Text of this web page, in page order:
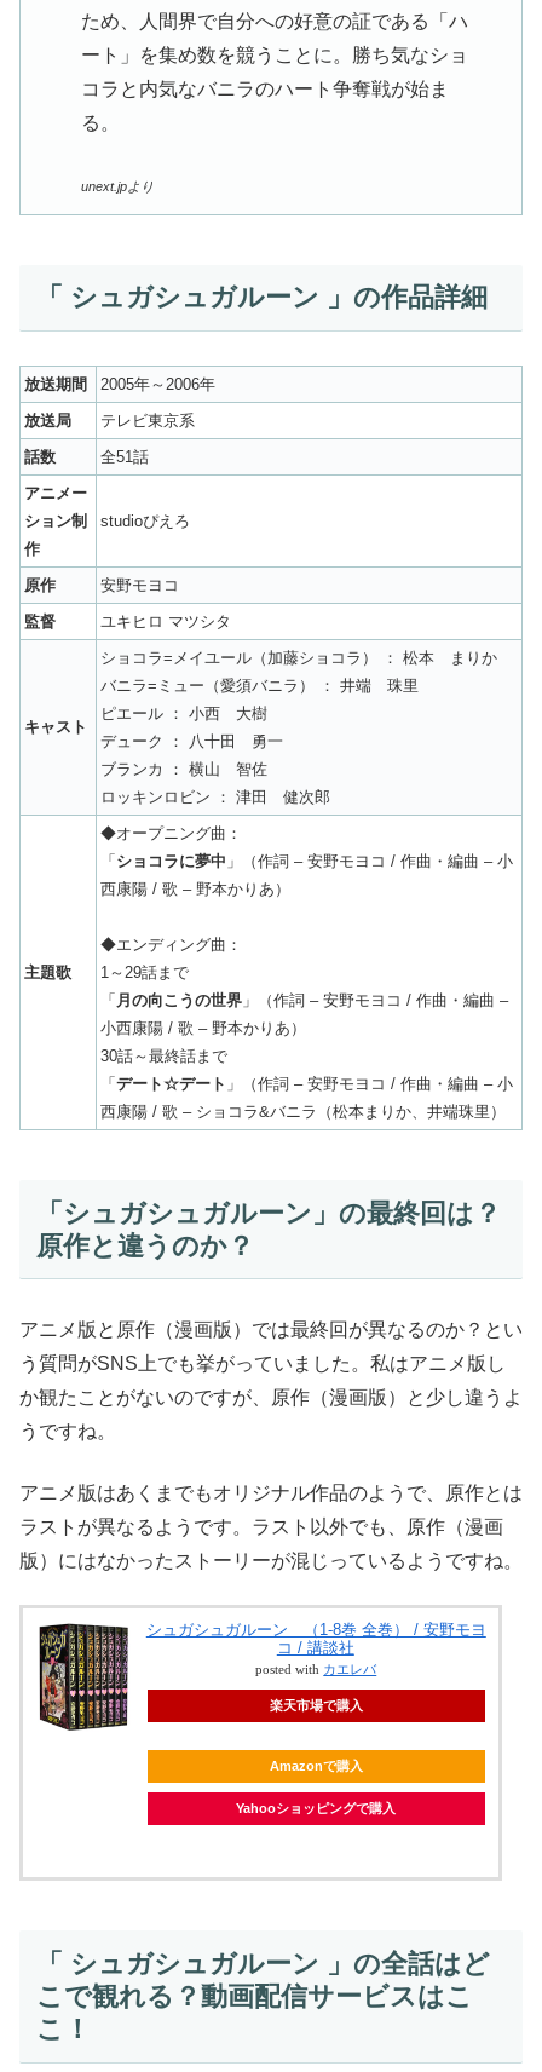
ため、人間界で自分への好意の証である「ハ
ート」を集め数を競うことに。勝ち気なショ
コラと内気なバニラのハート争奪戦が始ま
る。
unext.jpより
「 シュガシュガルーン 」の作品詳細
放送期間
2005年～2006年
放送局
テレビ東京系
話数
全51話
アニメー
ション制
作
studioぴえろ
原作
安野モヨコ
監督
ユキヒロ マツシタ
キャスト
ショコラ=メイユール（加藤ショコラ） ： 松本 まりか
バニラ=ミュー（愛須バニラ） ： 井端 珠里
ピエール ： 小西 大樹
デューク ： 八十田 勇一
ブランカ ： 横山 智佐
ロッキンロビン ： 津田 健次郎
主題歌
◆オープニング曲：
「 ショコラに夢中 」（作詞 – 安野モヨコ / 作曲・編曲 – 小
西康陽 / 歌 – 野本かりあ）
◆エンディング曲：
1～29話まで
「 月の向こうの世界 」（作詞 – 安野モヨコ / 作曲・編曲 –
小西康陽 / 歌 – 野本かりあ）
30話～最終話まで
「 デート☆デート 」（作詞 – 安野モヨコ / 作曲・編曲 – 小
西康陽 / 歌 – ショコラ&バニラ（松本まりか、井端珠里）
「シュガシュガルーン」の最終回は？
原作と違うのか？
アニメ版と原作（漫画版）では最終回が異なるのか？とい
う質問がSNS上でも挙がっていました。私はアニメ版し
か観たことがないのですが、原作（漫画版）と少し違うよ
うですね。
アニメ版はあくまでもオリジナル作品のようで、原作とは
ラストが異なるようです。ラスト以外でも、原作（漫画
版）にはなかったストーリーが混じっているようですね。
シュガシュガルーン （1-8巻 全巻） / 安野モヨ
コ / 講談社
posted with カエレバ
楽天市場で購入
Amazonで購入
Yahooショッピングで購入
「 シュガシュガルーン 」の全話はど
こで観れる？動画配信サービスはこ
こ！